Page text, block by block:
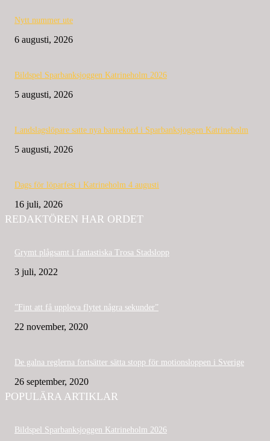
Nytt nummer ute
6 augusti, 2026
Bildspel Sparbanksjoggen Katrineholm 2026
5 augusti, 2026
Landslagslöpare satte nya banrekord i Sparbanksjoggen Katrineholm
5 augusti, 2026
Dags för löparfest i Katrineholm 4 augusti
16 juli, 2026
REDAKTÖREN HAR ORDET
Grymt plågsamt i fantastiska Trosa Stadslopp
3 juli, 2022
”Fint att få uppleva flytet några sekunder”
22 november, 2020
De galna reglerna fortsätter sätta stopp för motionsloppen i Sverige
26 september, 2020
POPULÄRA ARTIKLAR
Bildspel Sparbanksjoggen Katrineholm 2026